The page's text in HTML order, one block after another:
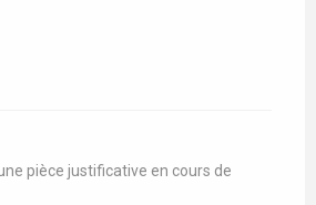
pièce justificative en cours de